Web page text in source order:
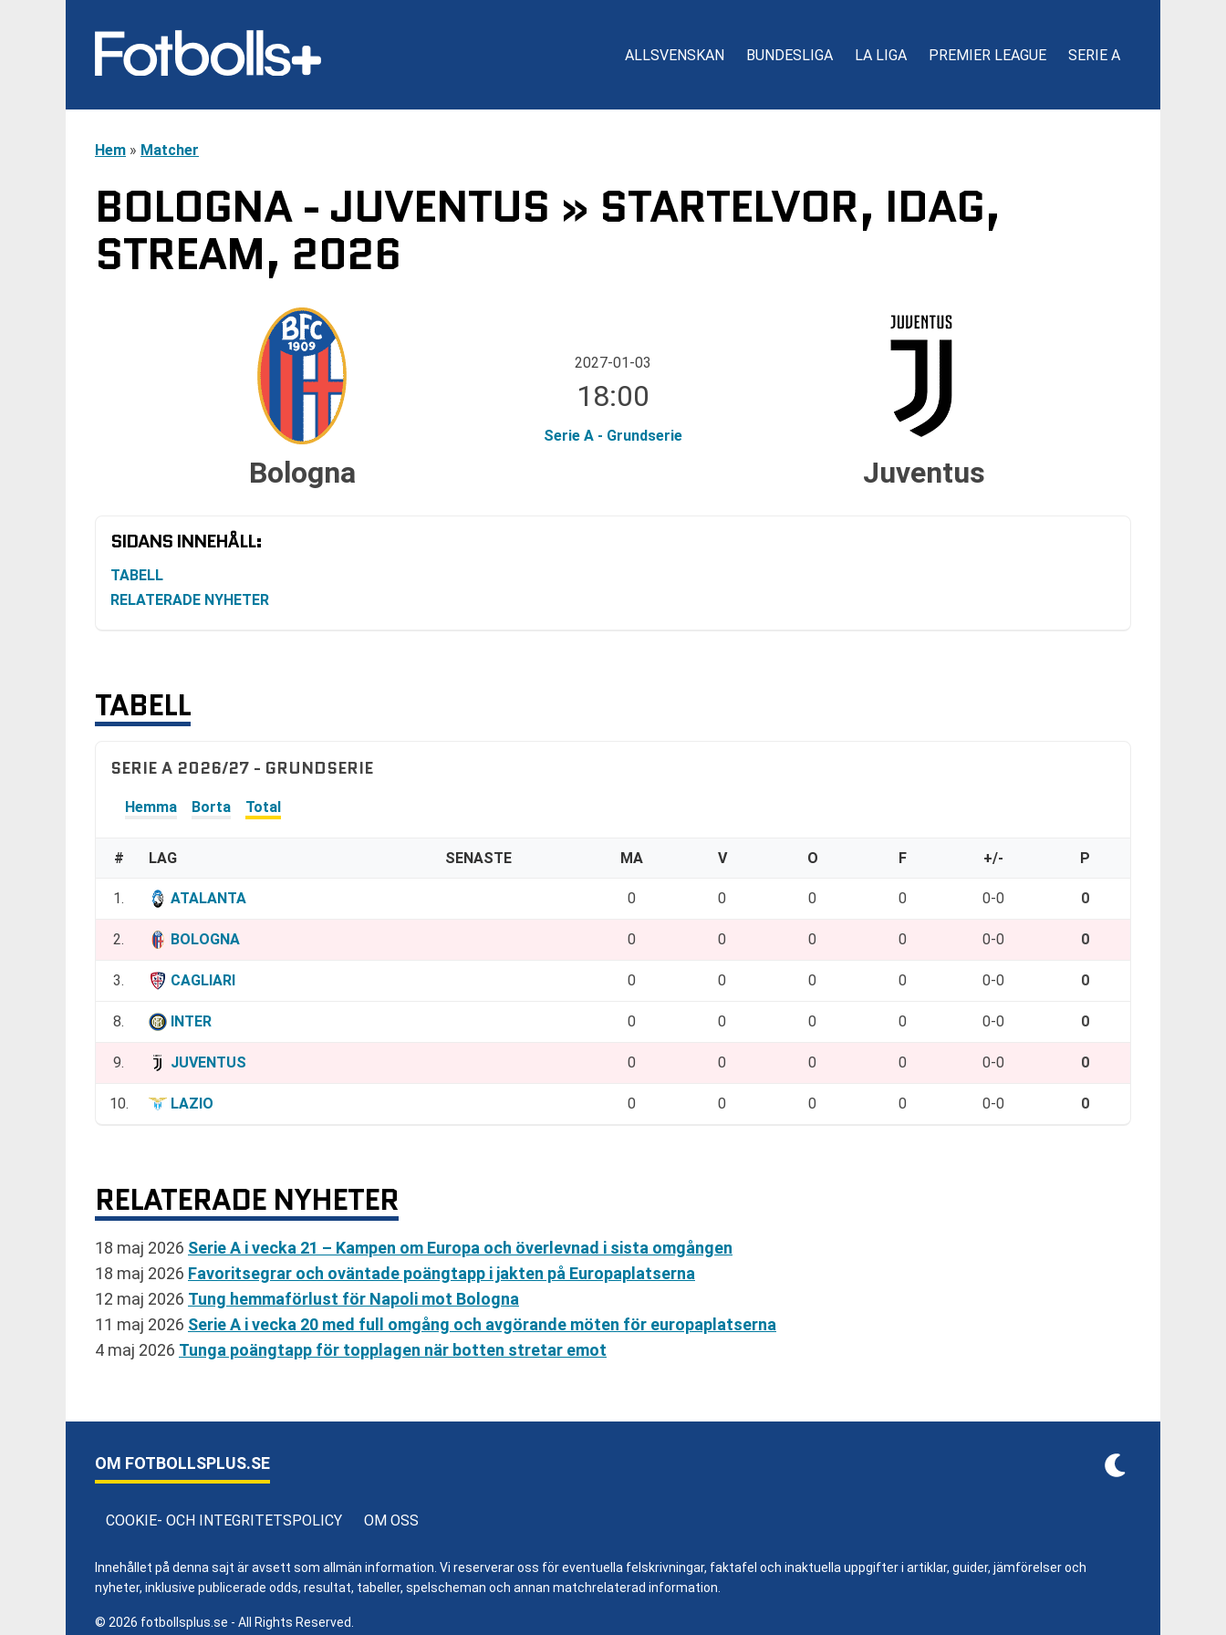
ALLSVENSKAN BUNDESLIGA LA LIGA PREMIER LEAGUE SERIE A
Hem » Matcher
BOLOGNA - JUVENTUS » STARTELVOR, IDAG,
STREAM, 2026
Bologna
2027-01-03
18:00
Serie A - Grundserie
Juventus
SIDANS INNEHÅLL:
TABELL
RELATERADE NYHETER
TABELL
SERIE A 2026/27 - GRUNDSERIE
Hemma Borta Total
# LAG SENASTE MA V O F +/- P
1. ATALANTA 0 0 0 0 0-0 0
2. BOLOGNA 0 0 0 0 0-0 0
3. CAGLIARI 0 0 0 0 0-0 0
8. INTER 0 0 0 0 0-0 0
9. JUVENTUS 0 0 0 0 0-0 0
10. LAZIO 0 0 0 0 0-0 0
RELATERADE NYHETER
18 maj 2026 Serie A i vecka 21 – Kampen om Europa och överlevnad i sista omgången
18 maj 2026 Favoritsegrar och oväntade poängtapp i jakten på Europaplatserna
12 maj 2026 Tung hemmaförlust för Napoli mot Bologna
11 maj 2026 Serie A i vecka 20 med full omgång och avgörande möten för europaplatserna
4 maj 2026 Tunga poängtapp för topplagen när botten stretar emot
OM FOTBOLLSPLUS.SE
COOKIE- OCH INTEGRITETSPOLICY OM OSS
Innehållet på denna sajt är avsett som allmän information. Vi reserverar oss för eventuella felskrivningar, faktafel och inaktuella uppgifter i artiklar, guider, jämförelser och
nyheter, inklusive publicerade odds, resultat, tabeller, spelscheman och annan matchrelaterad information.
© 2026 fotbollsplus.se - All Rights Reserved.